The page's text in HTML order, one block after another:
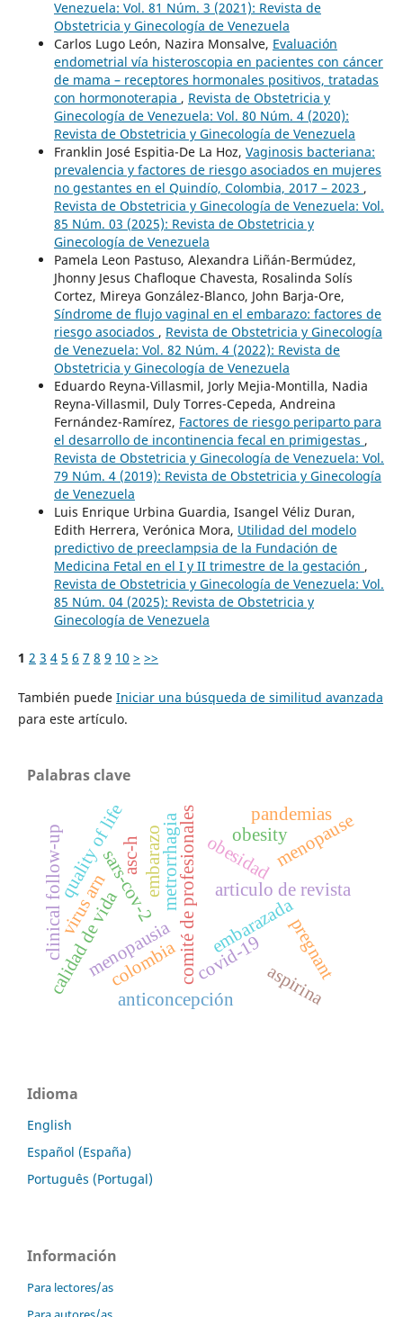
Venezuela: Vol. 81 Núm. 3 (2021): Revista de
Obstetricia y Ginecología de Venezuela
Carlos Lugo León, Nazira Monsalve, Evaluación
endometrial vía histeroscopia en pacientes con cáncer
de mama – receptores hormonales positivos, tratadas
con hormonoterapia , Revista de Obstetricia y
Ginecología de Venezuela: Vol. 80 Núm. 4 (2020):
Revista de Obstetricia y Ginecología de Venezuela
Franklin José Espitia-De La Hoz, Vaginosis bacteriana:
prevalencia y factores de riesgo asociados en mujeres
no gestantes en el Quindío, Colombia, 2017 – 2023 ,
Revista de Obstetricia y Ginecología de Venezuela: Vol.
85 Núm. 03 (2025): Revista de Obstetricia y
Ginecología de Venezuela
Pamela Leon Pastuso, Alexandra Liñán-Bermúdez,
Jhonny Jesus Chafloque Chavesta, Rosalinda Solís
Cortez, Mireya González-Blanco, John Barja-Ore,
Síndrome de flujo vaginal en el embarazo: factores de
riesgo asociados , Revista de Obstetricia y Ginecología
de Venezuela: Vol. 82 Núm. 4 (2022): Revista de
Obstetricia y Ginecología de Venezuela
Eduardo Reyna-Villasmil, Jorly Mejia-Montilla, Nadia
Reyna-Villasmil, Duly Torres-Cepeda, Andreina
Fernández-Ramírez, Factores de riesgo periparto para
el desarrollo de incontinencia fecal en primigestas ,
Revista de Obstetricia y Ginecología de Venezuela: Vol.
79 Núm. 4 (2019): Revista de Obstetricia y Ginecología
de Venezuela
Luis Enrique Urbina Guardia, Isangel Véliz Duran,
Edith Herrera, Verónica Mora, Utilidad del modelo
predictivo de preeclampsia de la Fundación de
Medicina Fetal en el I y II trimestre de la gestación ,
Revista de Obstetricia y Ginecología de Venezuela: Vol.
85 Núm. 04 (2025): Revista de Obstetricia y
Ginecología de Venezuela
1 2 3 4 5 6 7 8 9 10 > >>
También puede Iniciar una búsqueda de similitud avanzada
para este artículo.
Palabras clave
covid-19
sars-cov-2
embarazadapregnant
articulo de revista
comité de profesionales obesidad
menopausia
calidad de vida
obesitymenopause
quality of lifeasc-h
clinical follow-up metrorrhagia
virus arn
pandemias
aspirina
anticoncepción
colombia
embarazo
Idioma
English
Español (España)
Português (Portugal)
Información
Para lectores/as